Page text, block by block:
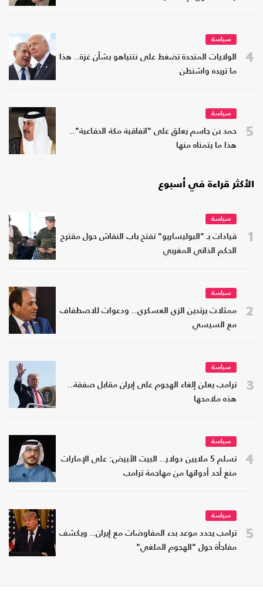
4
سياسة
الولايات المتحدة تضغط على نتنياهو بشأن غزة.. هذا
ما تريده واشنطن
5
سياسة
حمد بن جاسم يعلق على "اتفاقية مكة الدفاعية"..
هذا ما يتمناه منها
الأكثر قراءة في أسبوع
1
سياسة
قيادات بـ "البوليساريو" تفتح باب النقاش حول مقترح
الحكم الذاتي المغربي
2
سياسة
ممثلات يرتدين الزي العسكري.. ودعوات للاصطفاف
مع السيسي
3
سياسة
ترامب يعلن إلغاء الهجوم على إيران مقابل صفقة..
هذه ملامحها
4
سياسة
تسلم 5 ملايين دولار.. البيت الأبيض: على الإمارات
منع أحد أدواتها من مهاجمة ترامب
5
سياسة
ترامب يحدد موعد بدء المفاوضات مع إيران.. ويكشف
مفاجأة حول "الهجوم الملغي"